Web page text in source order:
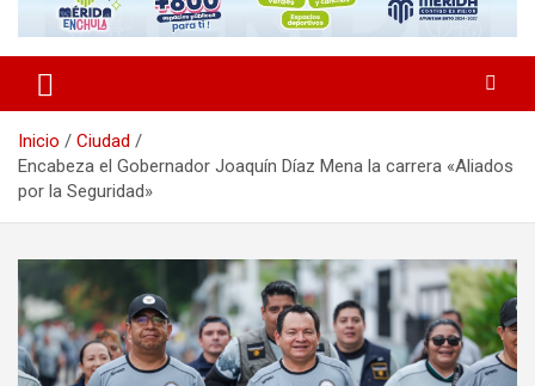
Inicio
Ciudad
Encabeza el Gobernador Joaquín Díaz Mena la carrera «Aliados
por la Seguridad»